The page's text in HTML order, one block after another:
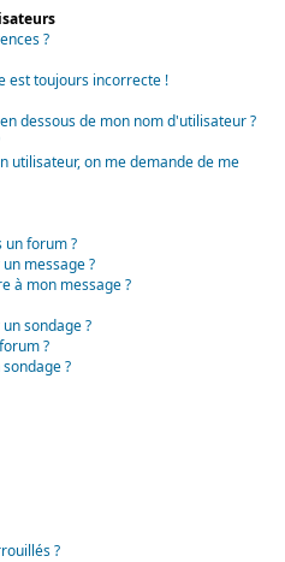
?
est toujours incorrecte !
dessous de mon nom d'utilisateur ?
utilisateur, on me demande de me
un forum ?
message ?
à mon message ?
sondage ?
?
?
?